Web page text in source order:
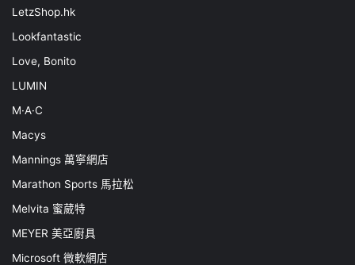
LetzShop.hk
Lookfantastic
Love, Bonito
LUMIN
M·A·C
Macys
Mannings 萬寧網店
Marathon Sports 馬拉松
Melvita 蜜葳特
MEYER 美亞廚具
Microsoft 微軟網店